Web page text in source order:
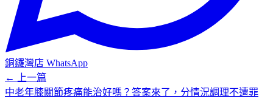
銅鑼灣店 WhatsApp
← 上一篇
中老年膝關節疼痛能治好嗎？答案來了，分情況調理不遭罪